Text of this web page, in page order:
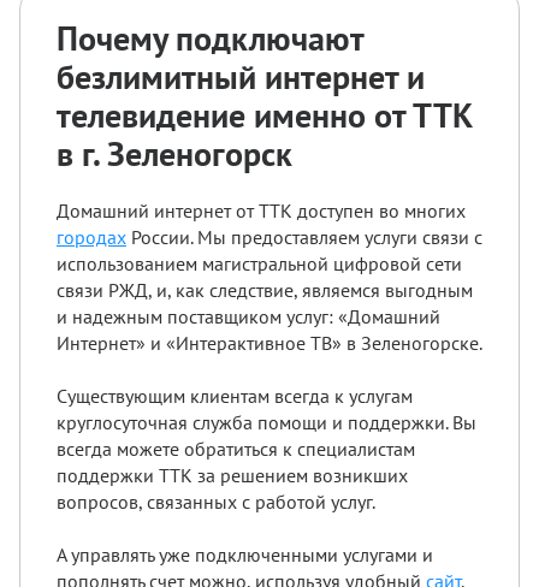
Почему подключают
безлимитный интернет и
телевидение именно от ТТК
в г. Зеленогорск
Домашний интернет от ТТК доступен во многих
городах России. Мы предоставляем услуги связи с
использованием магистральной цифровой сети
связи РЖД, и, как следствие, являемся выгодным
и надежным поставщиком услуг: «Домашний
Интернет» и «Интерактивное ТВ» в Зеленогорске.
Существующим клиентам всегда к услугам
круглосуточная служба помощи и поддержки. Вы
всегда можете обратиться к специалистам
поддержки ТТК за решением возникших
вопросов, связанных с работой услуг.
А управлять уже подключенными услугами и
пополнять счет можно, используя удобный сайт.